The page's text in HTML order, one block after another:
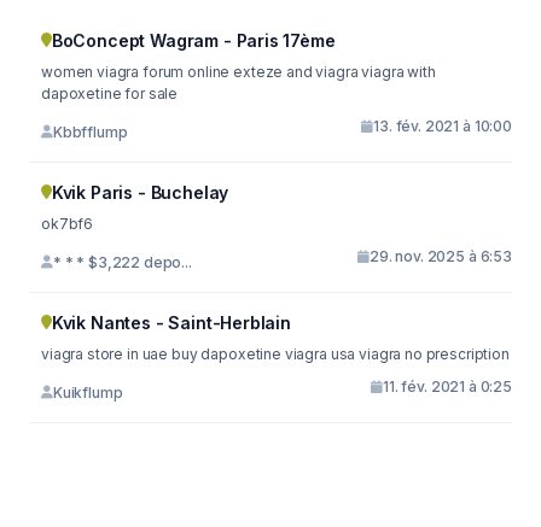
BoConcept Wagram - Paris 17ème
women viagra forum online exteze and viagra viagra with
dapoxetine for sale
Kbbfflump 13. fév. 2021 à 10:00
Kvik Paris - Buchelay
ok7bf6
* * * $3,222 depo... 29. nov. 2025 à 6:53
Kvik Nantes - Saint-Herblain
viagra store in uae buy dapoxetine viagra usa viagra no prescription
Kuikflump 11. fév. 2021 à 0:25